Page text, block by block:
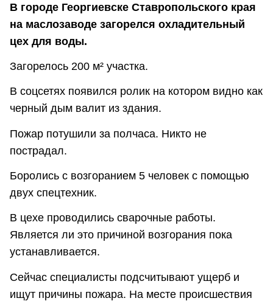
В городе Георгиевске Ставропольского края
на маслозаводе загорелся охладительный
цех для воды.
Загорелось 200 м² участка.
В соцсетях появился ролик на котором видно как
черный дым валит из здания.
Пожар потушили за полчаса. Никто не
пострадал.
Боролись с возгоранием 5 человек с помощью
двух спецтехник.
В цехе проводились сварочные работы.
Является ли это причиной возгорания пока
устанавливается.
Сейчас специалисты подсчитывают ущерб и
ищут причины пожара. На месте происшествия